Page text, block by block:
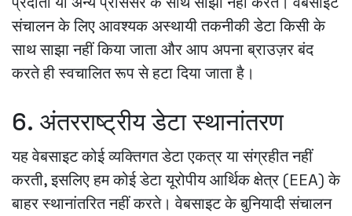
संचालन के लिए आवश्यक अस्थायी तकनीकी डेटा किसी के
साथ साझा नहीं किया जाता और आप अपना ब्राउज़र बंद
करते ही स्वचालित रूप से हटा दिया जाता है।
6. अंतरराष्ट्रीय डेटा स्थानांतरण
यह वेबसाइट कोई व्यक्तिगत डेटा एकत्र या संग्रहीत नहीं
करती, इसलिए हम कोई डेटा यूरोपीय आर्थिक क्षेत्र (EEA) के
बाहर स्थानांतरित नहीं करते। वेबसाइट के बुनियादी संचालन